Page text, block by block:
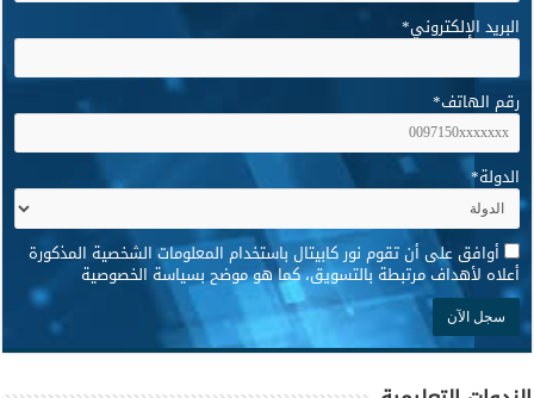
البريد الإلكتروني*
رقم الهاتف*
الدولة*
* أوافق على أن تقوم نور كابيتال باستخدام المعلومات الشخصية المذكورة
أعلاه لأهداف مرتبطة بالتسويق، كما هو موضح بسياسة الخصوصية